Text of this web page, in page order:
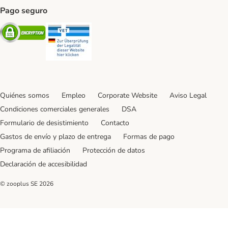
Pago seguro
Security
Quiénes somos Empleo Corporate Website
Aviso Legal
Condiciones comerciales generales
DSA
Formulario de desistimiento
Contacto
Gastos de envío y plazo de entrega
Formas de pago
Programa de afiliación
Protección de datos
Declaración de accesibilidad
© zooplus SE 2026